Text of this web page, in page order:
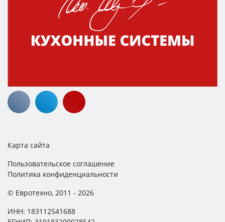
Карта сайта
Пользовательское соглашение
Политика конфиденциальности
© Евротехно, 2011 - 2026
ИНН: 183112541688